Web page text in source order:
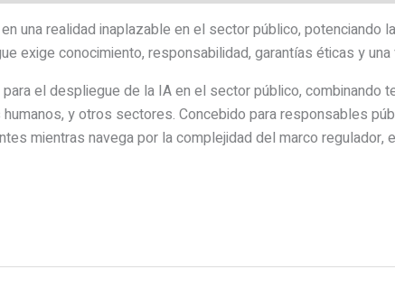
una realidad inaplazable en el sector público, potenciando
exige conocimiento, responsabilidad, garantías éticas y
el despliegue de la IA en el sector público, combinando
y otros sectores. Concebido para responsables
mientras navega por la complejidad del marco regulador,